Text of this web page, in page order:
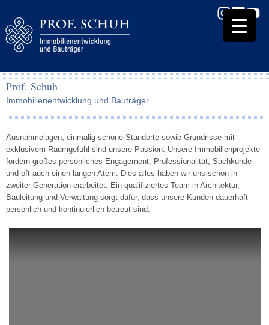
Prof. Schuh
Immobilienentwicklung und Bauträger
Ausnahmelagen, einmalig schöne Standorte sowie Grundrisse mit
exklusivem Raumgefühl sind unsere Passion. Unsere Immobilienprojekte
fordern großes persönliches Engagement, Professionalität, Sachkunde
und oft auch einen langen Atem. Dies alles haben wir uns schon in
zweiter Generation erarbeitet. Ein qualifiziertes Team in Architektur,
Bauleitung und Verwaltung sorgt dafür, dass unsere Kunden dauerhaft
persönlich und kontinuierlich betreut sind.